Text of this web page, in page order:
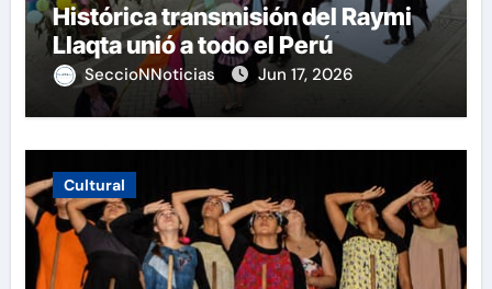
Histórica transmisión del Raymi
Llaqta unió a todo el Perú
SeccioNNoticias Jun 17, 2026
Cultural